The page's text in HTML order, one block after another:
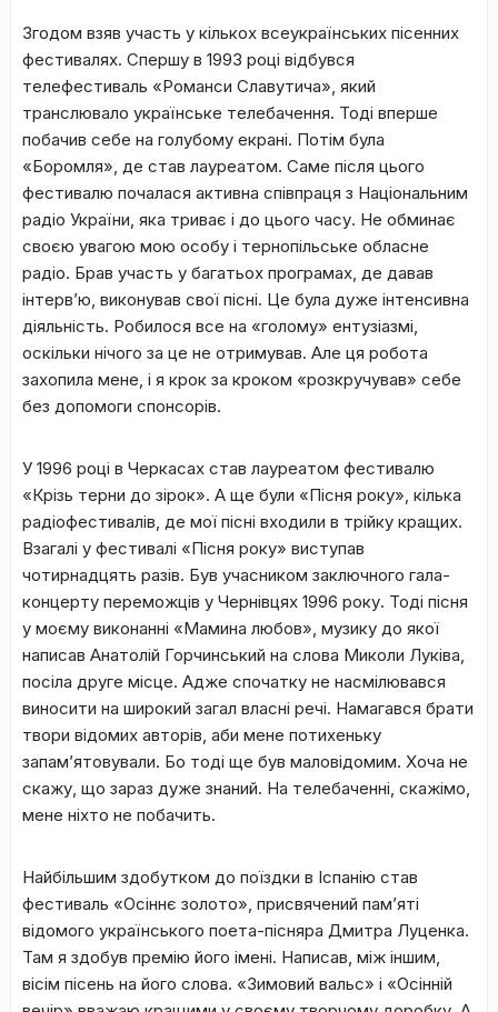
Згодом взяв участь у кількох всеукраїнських пісенних
фестивалях. Спершу в 1993 році відбувся
телефестиваль «Романси Славутича», який
транслювало українське телебачення. Тоді вперше
побачив себе на голубому екрані. Потім була
«Боромля», де став лауреатом. Саме після цього
фестивалю почалася активна співпраця з Національним
радіо України, яка триває і до цього часу. Не обминає
своєю увагою мою особу і тернопільське обласне
радіо. Брав участь у багатьох програмах, де давав
інтерв’ю, виконував свої пісні. Це була дуже інтенсивна
діяльність. Робилося все на «голому» ентузіазмі,
оскільки нічого за це не отримував. Але ця робота
захопила мене, і я крок за кроком «розкручував» себе
без допомоги спонсорів.
У 1996 році в Черкасах став лауреатом фестивалю
«Крізь терни до зірок». А ще були «Пісня року», кілька
радіофестивалів, де мої пісні входили в трійку кращих.
Взагалі у фестивалі «Пісня року» виступав
чотирнадцять разів. Був учасником заключного гала-
концерту переможців у Чернівцях 1996 року. Тоді пісня
у моєму виконанні «Мамина любов», музику до якої
написав Анатолій Горчинський на слова Миколи Луківа,
посіла друге місце. Адже спочатку не насмілювався
виносити на широкий загал власні речі. Намагався брати
твори відомих авторів, аби мене потихеньку
запам’ятовували. Бо тоді ще був маловідомим. Хоча не
скажу, що зараз дуже знаний. На телебаченні, скажімо,
мене ніхто не побачить.
Найбільшим здобутком до поїздки в Іспанію став
фестиваль «Осіннє золото», присвячений пам’яті
відомого українського поета-пісняра Дмитра Луценка.
Там я здобув премію його імені. Написав, між іншим,
вісім пісень на його слова. «Зимовий вальс» і «Осінній